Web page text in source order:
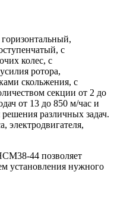
с
колес, с
ротора,
скольжения, с
секции от 2 до
от 13 до 850 м/час и
различных задач.
электродвигателя,
44 позволяет
установления нужного